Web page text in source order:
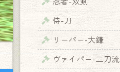
侍-刀
リーパー-大鎌
ヴァイパー-二刀流